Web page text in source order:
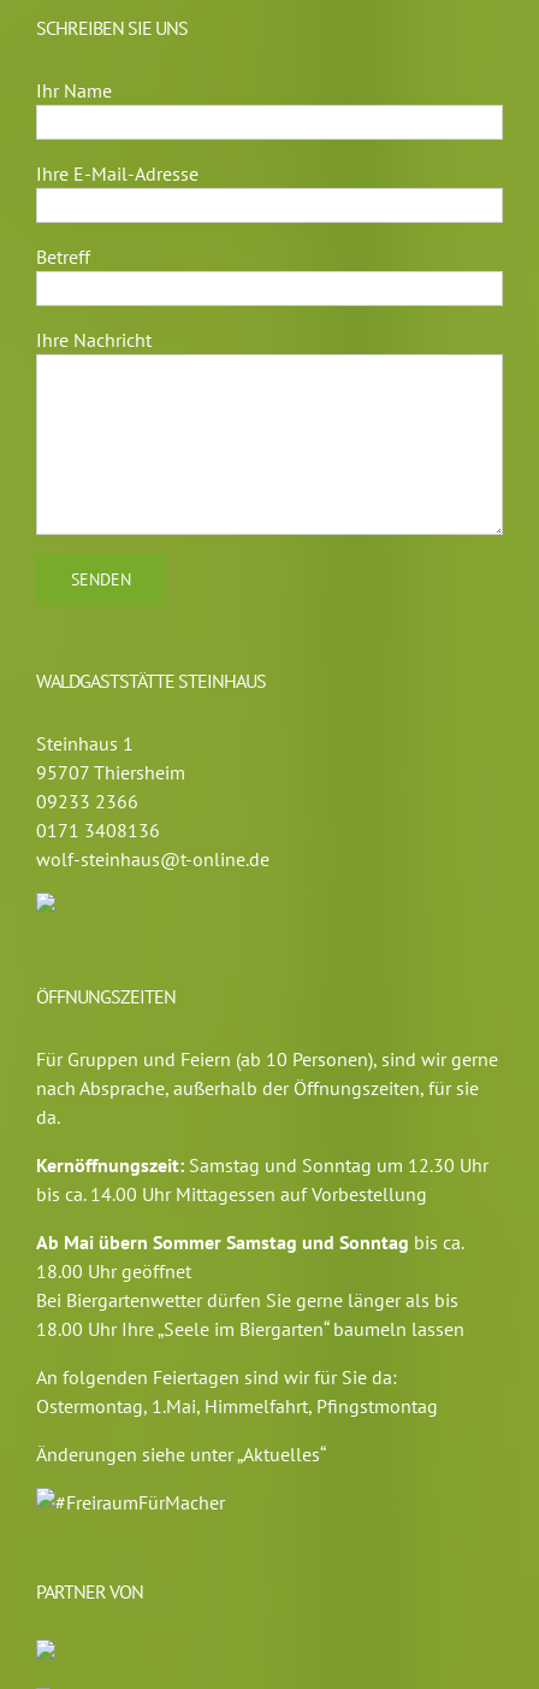
SCHREIBEN SIE UNS
Ihr Name
Ihre E-Mail-Adresse
Betreff
Ihre Nachricht
WALDGASTSTÄTTE STEINHAUS
Steinhaus 1
95707 Thiersheim
09233 2366
0171 3408136
wolf-steinhaus@t-online.de
ÖFFNUNGSZEITEN
Für Gruppen und Feiern (ab 10 Personen), sind wir gerne
nach Absprache, außerhalb der Öffnungszeiten, für sie
da.
Kernöffnungszeit: Samstag und Sonntag um 12.30 Uhr
bis ca. 14.00 Uhr Mittagessen auf Vorbestellung
Ab Mai übern Sommer Samstag und Sonntag bis ca.
18.00 Uhr geöffnet
Bei Biergartenwetter dürfen Sie gerne länger als bis
18.00 Uhr Ihre „Seele im Biergarten“ baumeln lassen
An folgenden Feiertagen sind wir für Sie da:
Ostermontag, 1.Mai, Himmelfahrt, Pfingstmontag
Änderungen siehe unter „Aktuelles“
PARTNER VON